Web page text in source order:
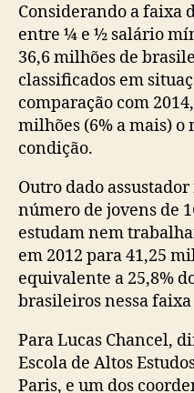
Considerando a faixa
entre ¼ e ½ salário
36,6 milhões de
classificados em
comparação com
milhões (6% a mais) o
condição.
Outro dado
número de jovens de
estudam nem
em 2012 para 41,25
equivalente a 25,8%
brasileiros nessa
Para Lucas Chancel,
Escola de Altos
Paris, e um dos